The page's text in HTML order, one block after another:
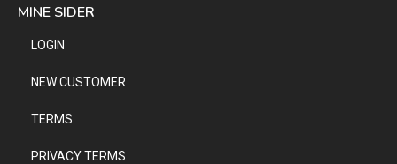
MINE SIDER
LOGIN
NEW CUSTOMER
TERMS
PRIVACY TERMS